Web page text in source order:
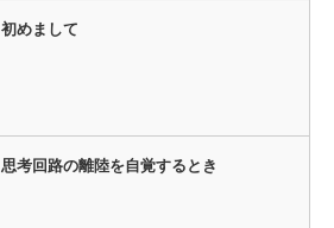
初めまして
思考回路の離陸を自覚するとき